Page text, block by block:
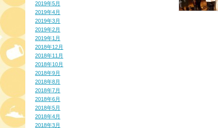
2019年5月
2019年4月
2019年3月
2019年2月
2019年1月
2018年12月
2018年11月
2018年10月
2018年9月
2018年8月
2018年7月
2018年6月
2018年5月
2018年4月
2018年3月